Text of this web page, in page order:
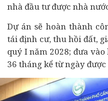
nhà đầu tư được nhà
Dự án sẽ hoàn thành
tái định cư, thu hồi đất,
quý I năm 2028; đưa
36 tháng kể từ ngày